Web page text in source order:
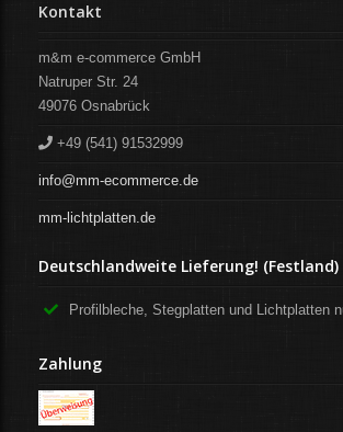
Kontakt
m&m e-commerce GmbH
Natruper Str. 24
49076 Osnabrück
+49 (541) 91532999
info@mm-ecommerce.de
mm-lichtplatten.de
Deutschlandweite Lieferung! (Festland)
Profilbleche, Stegplatten und Lichtplatten
Zahlung